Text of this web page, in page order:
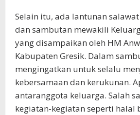
Selain itu, ada lantunan
dan sambutan mewakili
yang disampaikan oleh HM
Kabupaten Gresik. Dalam
mengingatkan untuk selalu
kebersamaan dan kerukunan.
antaranggota keluarga. Salah
kegiatan-kegiatan seperti halal